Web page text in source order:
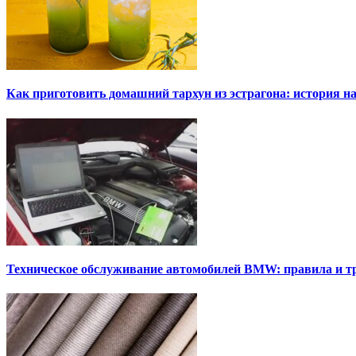
Как приготовить домашний тархун из эстрагона: история
Техническое обслуживание автомобилей BMW: правила и